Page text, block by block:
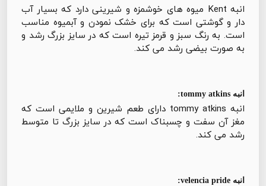
انبه Kent میوه های خوشمزه و شیرینی دارد که بسیار آب
دار و گوشتی است که برای خشک نمودن و آبمیوه مناسب
است. به رنگ سبز و قرمز تیره است که در سایز بزرگ رشد و
به صورت بیضی رشد می کند.
انبه tommy atkins:
انبه tommy atkins دارای طعم شیرین و ملایمی است که
مغز آن سفت و چسبناک است که در سایز بزرگ تا متوسط
رشد می کند.
انبه velencia pride: